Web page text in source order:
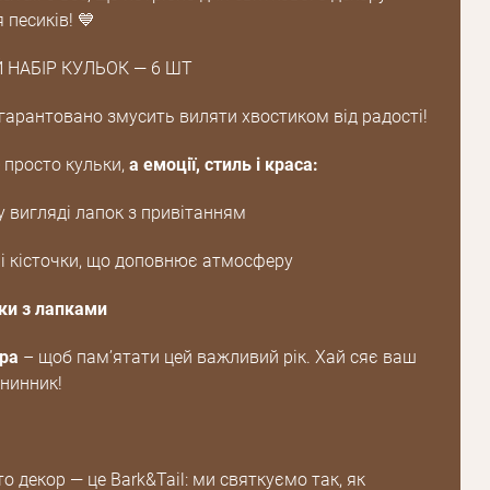
💙
НАБІР КУЛЬОК — 6 ШТ
змусить виляти хвостиком від радості!
кульки, а емоції, стиль і краса:
вигляді лапок з привітанням
кісточки, що доповнює атмосферу
з лапками
– щоб пам’ятати цей важливий рік. Хай сяє ваш
декор — це Bark&Tail: ми святкуємо так, як